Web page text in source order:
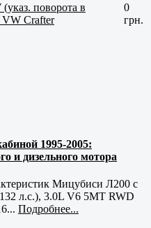
поворота в
VW Crafter
0
грн.
1995-2005:
и дизельного мотора
Мицубиси Л200 с
л.с.), 3.0L V6 5MT RWD
Подробнее...